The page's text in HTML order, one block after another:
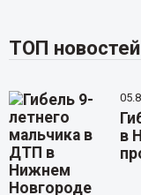
ТОП новостей
в